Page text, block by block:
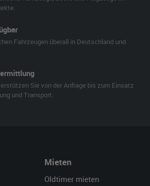
Fahrzeugen überall in Deutschland und
Sie von der Anfrage bis zum Einsatz
und Transport.
Mieten
Oldtimer mieten